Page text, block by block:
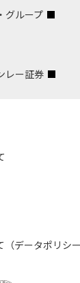
グループ
レー証券
データポリシー